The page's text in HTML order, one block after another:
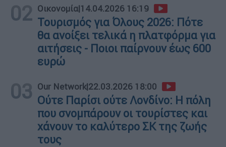
02 Οικονομία|14.04.2026 16:19
Τουρισμός για Όλους 2026: Πότε
θα ανοίξει τελικά η πλατφόρμα για
αιτήσεις - Ποιοι παίρνουν έως 600
ευρώ
03 Our Network|22.03.2026 18:00
Ούτε Παρίσι ούτε Λονδίνο: Η πόλη
που σνομπάρουν οι τουρίστες και
χάνουν το καλύτερο ΣΚ της ζωής
τους